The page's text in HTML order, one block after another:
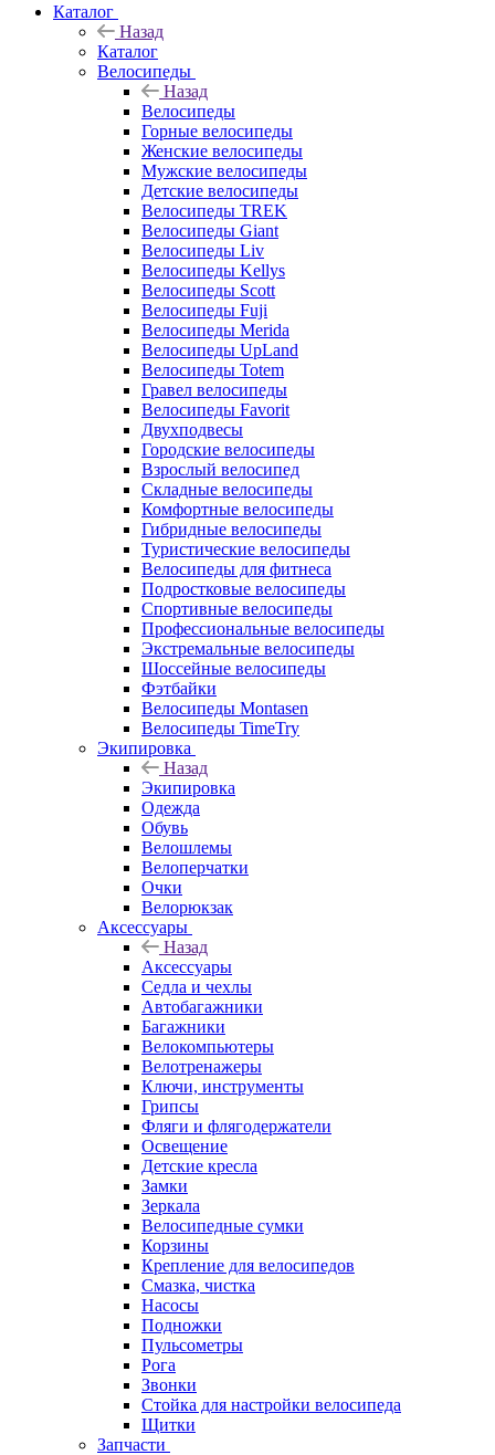
Каталог
Назад
Каталог
Велосипеды
Назад
Велосипеды
Горные велосипеды
Женские велосипеды
Мужские велосипеды
Детские велосипеды
Велосипеды TREK
Велосипеды Giant
Велосипеды Liv
Велосипеды Kellys
Велосипеды Scott
Велосипеды Fuji
Велосипеды Merida
Велосипеды UpLand
Велосипеды Totem
Гравел велосипеды
Велосипеды Favorit
Двухподвесы
Городские велосипеды
Взрослый велосипед
Складные велосипеды
Комфортные велосипеды
Гибридные велосипеды
Туристические велосипеды
Велосипеды для фитнеса
Подростковые велосипеды
Спортивные велосипеды
Профессиональные велосипеды
Экстремальные велосипеды
Шоссейные велосипеды
Фэтбайки
Велосипеды Montasen
Велосипеды TimeTry
Экипировка
Назад
Экипировка
Одежда
Обувь
Велошлемы
Велоперчатки
Очки
Велорюкзак
Аксессуары
Назад
Аксессуары
Седла и чехлы
Автобагажники
Багажники
Велокомпьютеры
Велотренажеры
Ключи, инструменты
Грипсы
Фляги и флягодержатели
Освещение
Детские кресла
Замки
Зеркала
Велосипедные сумки
Корзины
Крепление для велосипедов
Смазка, чистка
Насосы
Подножки
Пульсометры
Рога
Звонки
Стойка для настройки велосипеда
Щитки
Запчасти